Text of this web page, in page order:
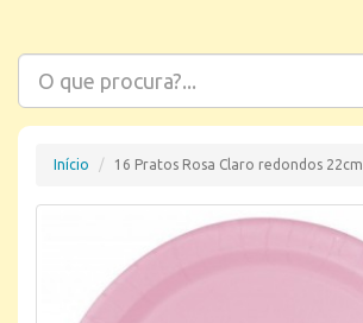
Início 16 Pratos Rosa Claro redondos 22cm